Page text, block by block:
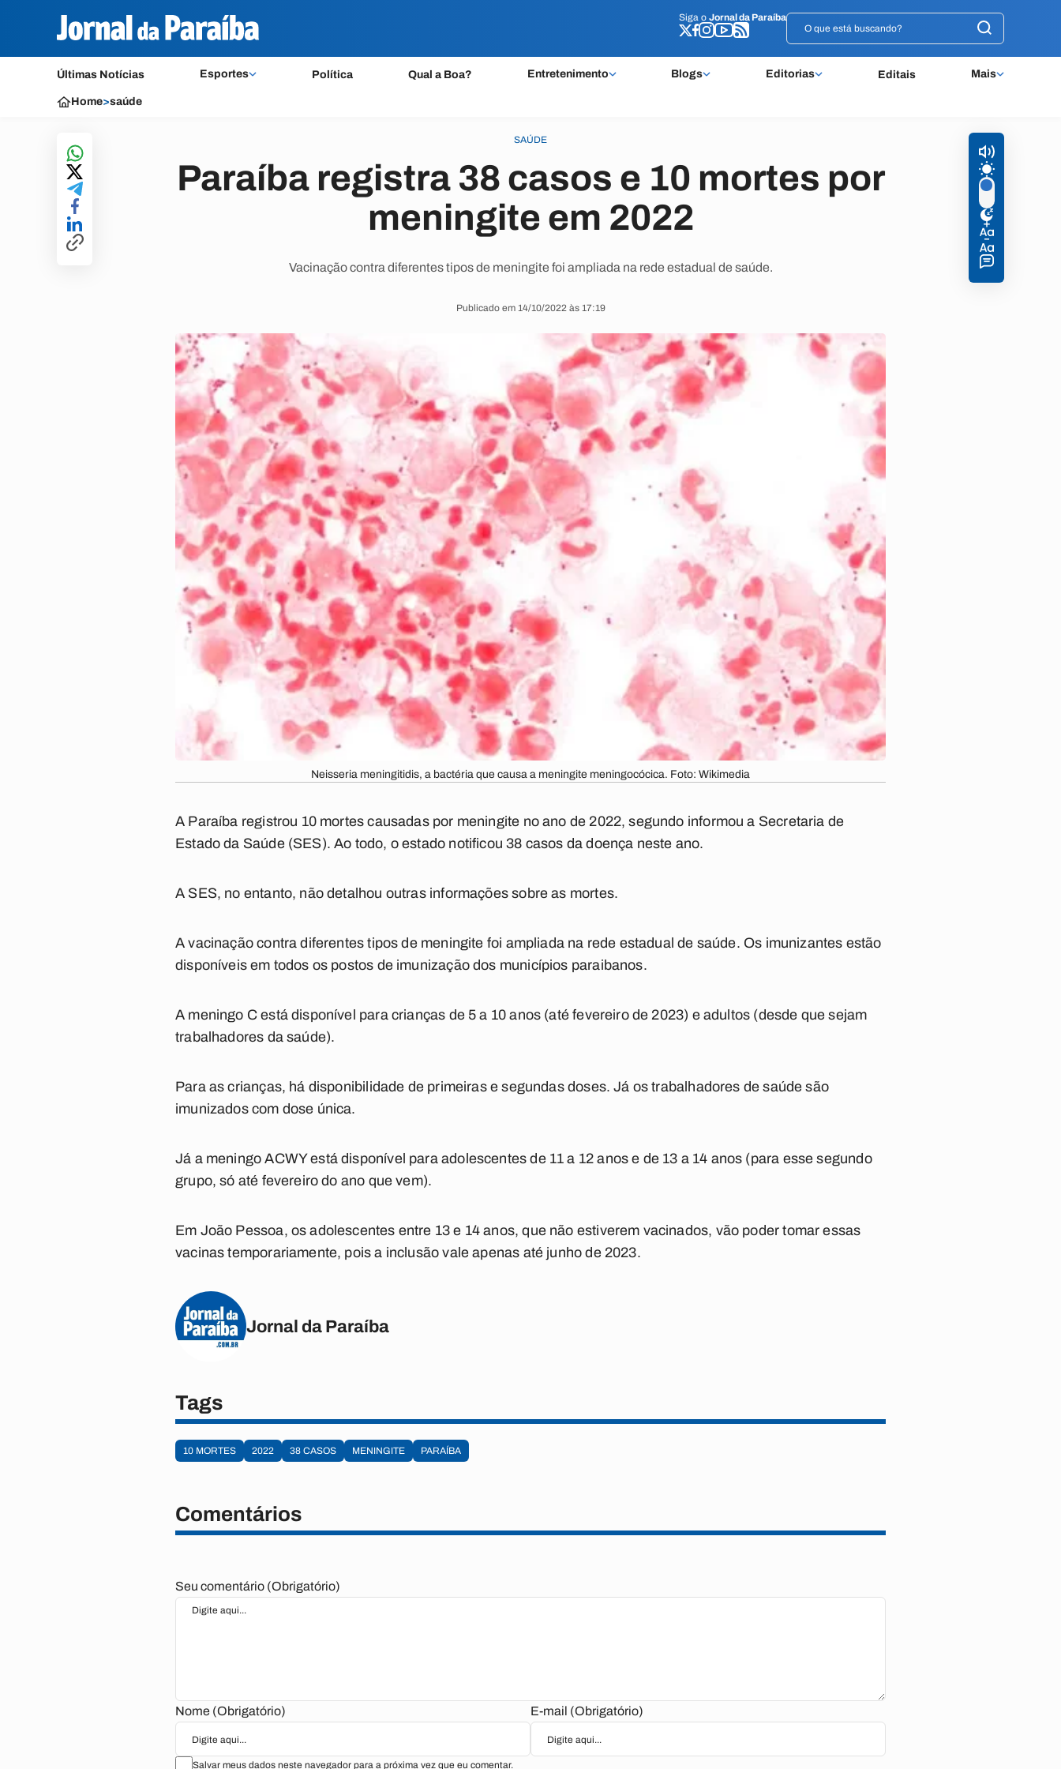
Siga o Jornal da Paraíba
Últimas Notícias Esportes Política Qual a Boa? Entretenimento Blogs Editorias Editais Mais
Siga o Jornal da Paraíba
Home>saúde
SAÚDE
Paraíba registra 38 casos e 10 mortes por
meningite em 2022
Vacinação contra diferentes tipos de meningite foi ampliada na rede estadual de saúde.
Publicado em 14/10/2022 às 17:19
Neisseria meningitidis, a bactéria que causa a meningite meningocócica. Foto: Wikimedia
A Paraíba registrou 10 mortes causadas por meningite no ano de 2022, segundo informou a Secretaria de
Estado da Saúde (SES). Ao todo, o estado notificou 38 casos da doença neste ano.
A SES, no entanto, não detalhou outras informações sobre as mortes.
A vacinação contra diferentes tipos de meningite foi ampliada na rede estadual de saúde. Os imunizantes estão
disponíveis em todos os postos de imunização dos municípios paraibanos.
A meningo C está disponível para crianças de 5 a 10 anos (até fevereiro de 2023) e adultos (desde que sejam
trabalhadores da saúde).
Para as crianças, há disponibilidade de primeiras e segundas doses. Já os trabalhadores de saúde são
imunizados com dose única.
Já a meningo ACWY está disponível para adolescentes de 11 a 12 anos e de 13 a 14 anos (para esse segundo
grupo, só até fevereiro do ano que vem).
Em João Pessoa, os adolescentes entre 13 e 14 anos, que não estiverem vacinados, vão poder tomar essas
vacinas temporariamente, pois a inclusão vale apenas até junho de 2023.
Jornal da Paraíba
Tags
10 MORTES 2022 38 CASOS MENINGITE PARAÍBA
Comentários
Seu comentário (Obrigatório)
Nome (Obrigatório) E-mail (Obrigatório)
Salvar meus dados neste navegador para a próxima vez que eu comentar.